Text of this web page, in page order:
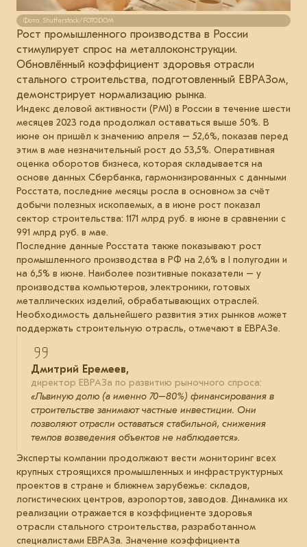
Фото: Shutterstock/FOTODOM
Рост промышленного производства в России
стимулирует спрос на металлоконструкции.
Обновлённый коэффициент здоровья отрасли
стального строительства, подготовленный ЕВРАЗом,
демонстрирует нормализацию рынка.
Индекс деловой активности (PMI) в России в течение шести
месяцев 2023 года продолжал оставаться выше 50%. В
июне он пришёл к значению апреля – 52,6%, показав перед
этим в мае незначительный рост до 53,5%. Оперативная
оценка оборотов бизнеса, которая складывается на
основе данных Сбербанка, гармонизированных с данными
Росстата, последние месяцы росла в основном за счёт
добычи полезных ископаемых, а в июне рост показал
сектор строительства: 1171 млрд руб. в июне в сравнении с
991 млрд руб. в мае.
Последние данные Росстата также показывают рост
промышленного производства в РФ на 2,6% в I полугодии и
на 6,5% в июне. Наиболее позитивные показатели – у
производства компьютеров, электроники, готовых
металлических изделий, обрабатывающих отраслей.
Необходимость дальнейшего развития этих рынков может
поддержать строительную отрасль, отмечают в ЕВРАЗе.
Дмитрий Еремеев,
директор ЕВРАЗа по развитию рыночного спроса:
«Львиную долю (а именно 70–80%) финансирования в
строительстве занимают частные инвестиции. Они
позволяют отрасли оставаться стабильной, снижения
темпов возведения объектов не наблюдается».
Эксперты компании продолжают вести мониторинг всех
крупных строящихся промышленных и инфраструктурных
проектов в стране и ближнем зарубежье: складов,
логистических центров, аэропортов, заводов. Динамика их
реализации отражается в коэффициенте здоровья
отрасли стального строительства, разработанном
специалистами ЕВРАЗа. Значение коэффициента